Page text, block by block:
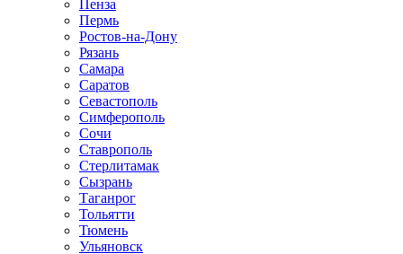
Пенза
Пермь
Ростов-на-Дону
Рязань
Самара
Саратов
Севастополь
Симферополь
Сочи
Ставрополь
Стерлитамак
Сызрань
Таганрог
Тольятти
Тюмень
Ульяновск